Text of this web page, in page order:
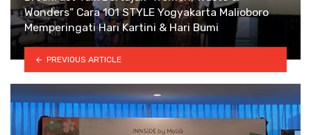
Wonders” Cara 1O1 STYLE Yogyakarta Malioboro
Memperingati Hari Kartini & Hari Bumi
PREVIOUS ARTICLE